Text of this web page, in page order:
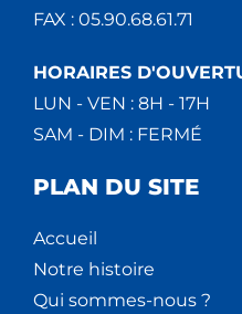
FAX : 05.90.68.61.71
HORAIRES
LUN - VEN : 8H - 17H
SAM - DIM : FERMÉ
PLAN DU SITE
Accueil
Notre histoire
Qui sommes-nous ?